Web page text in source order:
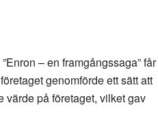
– en framgångssaga” får
genomförde ett sätt att
värde på företaget, vilket gav